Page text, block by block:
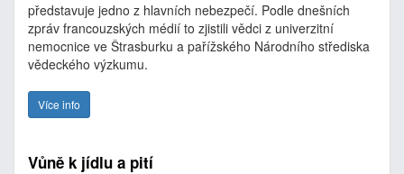
představuje jedno z hlavních nebezpečí. Podle dnešních
zpráv francouzských médií to zjistili vědci z univerzitní
nemocnice ve Štrasburku a pařížského Národního střediska
vědeckého výzkumu.
Více info
Vůně k jídlu a pití